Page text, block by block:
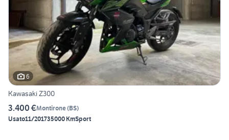
6
Kawasaki Z300
3.400 €Montirone(BS)
Usato11/201735000 KmSport